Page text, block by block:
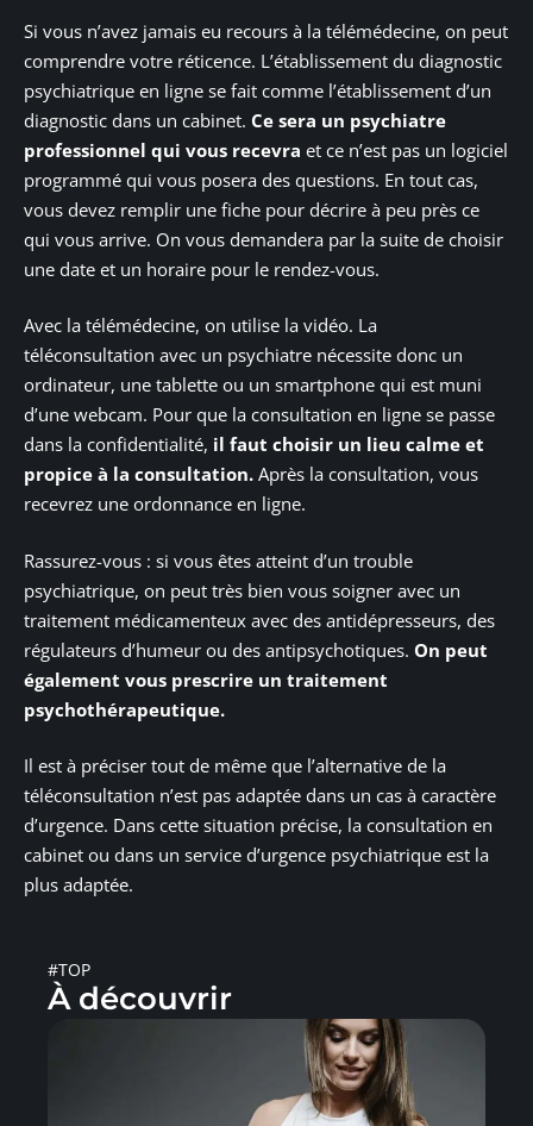
Si vous n’avez jamais eu recours à la télémédecine, on peut
comprendre votre réticence. L’établissement du diagnostic
psychiatrique en ligne se fait comme l’établissement d’un
diagnostic dans un cabinet. Ce sera un psychiatre
professionnel qui vous recevra et ce n’est pas un logiciel
programmé qui vous posera des questions. En tout cas,
vous devez remplir une fiche pour décrire à peu près ce
qui vous arrive. On vous demandera par la suite de choisir
une date et un horaire pour le rendez-vous.
Avec la télémédecine, on utilise la vidéo. La
téléconsultation avec un psychiatre nécessite donc un
ordinateur, une tablette ou un smartphone qui est muni
d’une webcam. Pour que la consultation en ligne se passe
dans la confidentialité, il faut choisir un lieu calme et
propice à la consultation. Après la consultation, vous
recevrez une ordonnance en ligne.
Rassurez-vous : si vous êtes atteint d’un trouble
psychiatrique, on peut très bien vous soigner avec un
traitement médicamenteux avec des antidépresseurs, des
régulateurs d’humeur ou des antipsychotiques. On peut
également vous prescrire un traitement
psychothérapeutique.
Il est à préciser tout de même que l’alternative de la
téléconsultation n’est pas adaptée dans un cas à caractère
d’urgence. Dans cette situation précise, la consultation en
cabinet ou dans un service d’urgence psychiatrique est la
plus adaptée.
#TOP
À découvrir